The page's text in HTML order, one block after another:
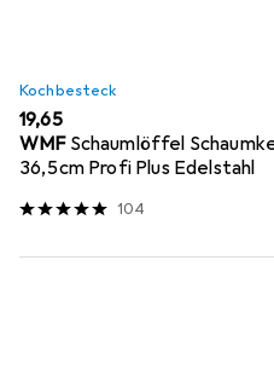
Kochbesteck
EUR
19,65
WMF Schaumlöffel
36,5cm Profi Plus Edelstahl
104